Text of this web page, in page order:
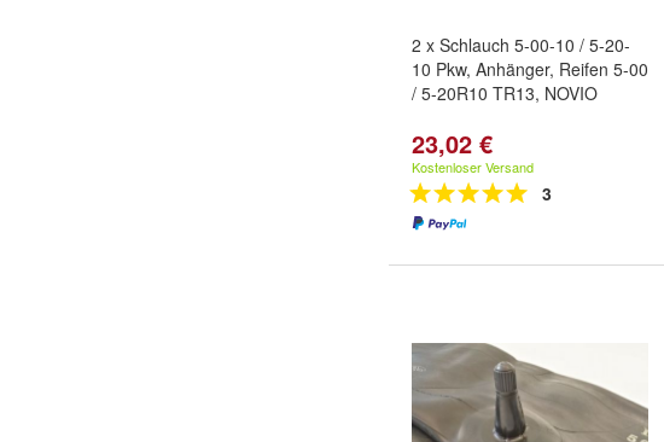
2 x Schlauch 5-00-10 / 5-20-
10 Pkw, Anhänger, Reifen 5-00
/ 5-20R10 TR13, NOVIO
23,02 €
Kostenloser Versand
3